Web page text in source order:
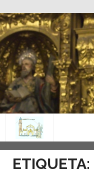
Saltar
al
contenido
ETIQUETA: